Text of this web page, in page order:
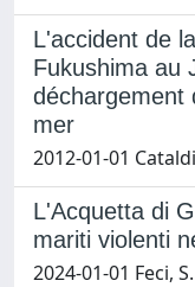
L'accident de
Fukushima au
déchargement
mer
2012-01-01
L'Acquetta di
mariti violenti
2024-01-01 Feci, S.